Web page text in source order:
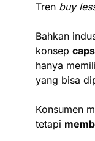
Tren buy
Bahkan
konsep
hanya
yang bisa
Konsumen
tetapi